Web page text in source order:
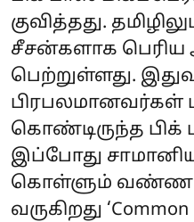
குவித்தது.
சீசன்களாக
பெற்றுள்ளது.
பிரபலமானவர்கள்
கொண்டிருந்த பிக்
இப்போது
கொள்ளும் வண்ணம்
வருகிறது